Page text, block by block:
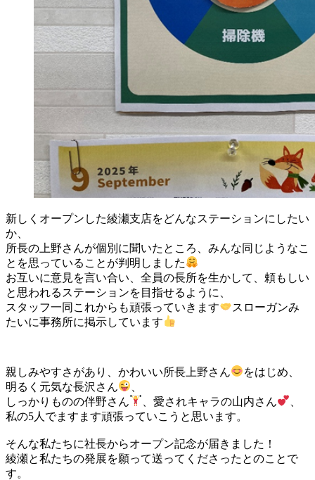
新しくオープンした綾瀬支店をどんなステーションにしたい
か、
所長の上野さんが個別に聞いたところ、みんな同じようなこ
とを思っていることが判明しました
お互いに意見を言い合い、全員の長所を生かして、頼もしい
と思われるステーションを目指せるように、
スタッフ一同これからも頑張っていきます
スローガンみ
たいに事務所に掲示しています
親しみやすさがあり、かわいい所長上野さん
をはじめ、
明るく元気な長沢さん
しっかりものの伴野さん
、愛されキャラの山内さん
私の5人でますます頑張っていこうと思います。
そんな私たちに社長からオープン記念が届きました！
綾瀬と私たちの発展を願って送ってくださったとのことで
す。